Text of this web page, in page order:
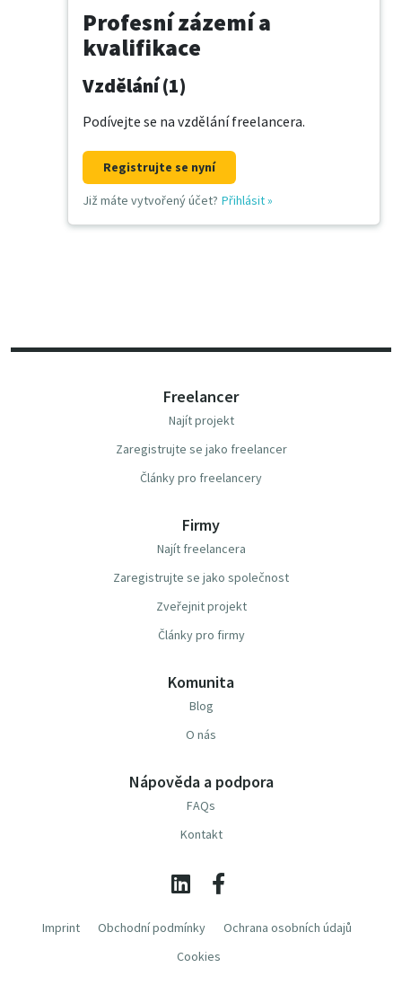
Profesní zázemí a
kvalifikace
Vzdělání (1)
Podívejte se na vzdělání freelancera.
Registrujte se nyní
Již máte vytvořený účet? Přihlásit»
Freelancer
Najít projekt
Zaregistrujte se jako freelancer
Články pro freelancery
Firmy
Najít freelancera
Zaregistrujte se jako společnost
Zveřejnit projekt
Články pro firmy
Komunita
Blog
O nás
Nápověda a podpora
FAQs
Kontakt
Imprint Obchodní podmínky
Ochrana osobních údajů
Cookies